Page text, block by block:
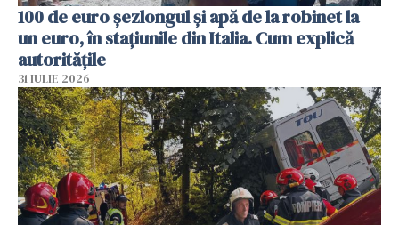
100 de euro șezlongul și apă de la robinet la
un euro, în stațiunile din Italia. Cum explică
autoritățile
31 IULIE 2026